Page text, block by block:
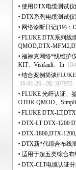
• 使用DTX电缆测试
• DTX系列电缆测试
• 网络诊断日记(19)：
• FLUKE DTX系列线
QMOD,DTX-
• 福禄克网络*线维护
KIT、Visifault、In
• 结合案例简谈
10-01-26 - 阅: 307955
• FLUKE 光纤认证、
OTDR-QMOD、
• FLUKE DTX-
• DTX-LT DTX-1200
• DTX-1800,DTX-
• DTX新*代综合布线
• 适用于超五类综合
• DTX-CLT电缆认证